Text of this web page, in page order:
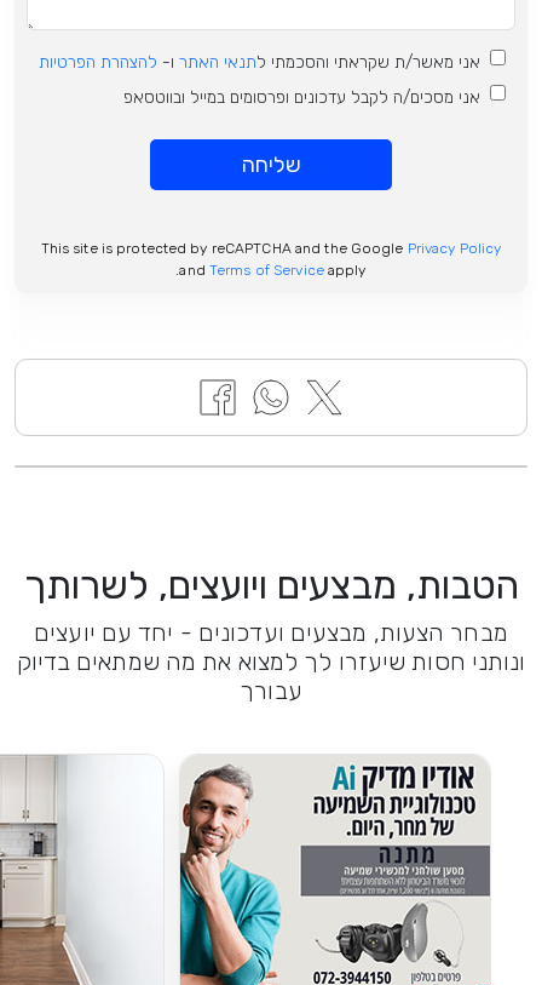
אני מאשר/ת שקראתי והסכמתי לתנאי האתר ו- להצהרת הפרטיות
אני מסכים/ה לקבל עדכונים ופרסומים במייל ובווטסאפ
שליחה
This site is protected by reCAPTCHA and the Google Privacy Policy
and Terms of Serviceapply.
הטבות, מבצעים ויועצים, לשרותך
מבחר הצעות, מבצעים ועדכונים - יחד עם יועצים
ונותני חסות שיעזרו לך למצוא את מה שמתאים בדיוק
עבורך